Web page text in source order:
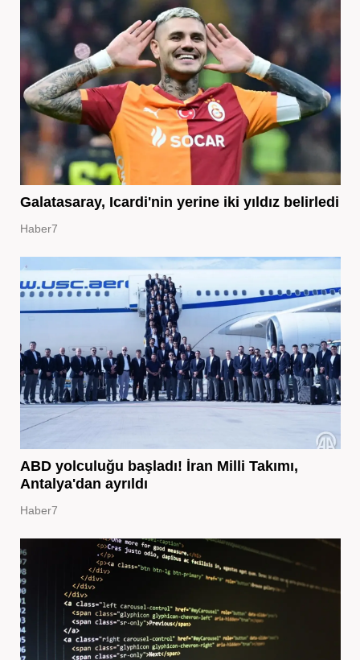
Galatasaray, Icardi'nin yerine iki yıldız belirledi
Haber7
ABD yolculuğu başladı! İran Milli Takımı,
Antalya'dan ayrıldı
Haber7